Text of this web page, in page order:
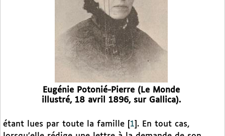
Eugénie Potonié-Pierre (Le Monde
illustré, 18 avril 1896, sur Gallica).
étant lues par toute la famille 1 . En tout cas,